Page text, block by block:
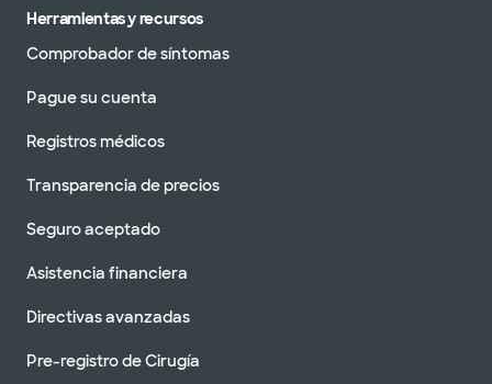
Herramientas y recursos
Comprobador de síntomas
Pague su cuenta
Registros médicos
Transparencia de precios
Seguro aceptado
Asistencia financiera
Directivas avanzadas
Pre-registro de Cirugía